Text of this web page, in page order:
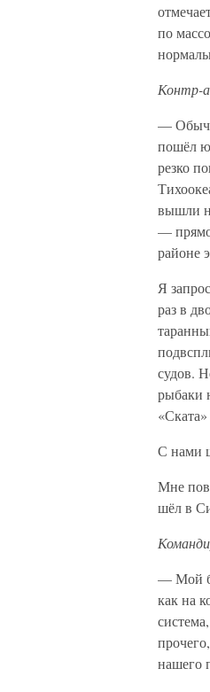
по
Контр-
—
пошёл
резко
вышли
— прямо
районе
Я
раз в
судов.
рыбаки
С нами
Мне
шёл в
— Мой
как на
нашего